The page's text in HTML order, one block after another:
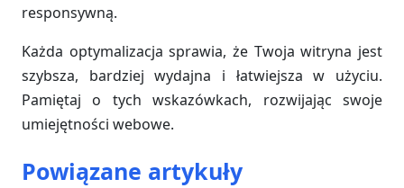
responsywną.
Każda optymalizacja sprawia, że Twoja witryna jest
szybsza, bardziej wydajna i łatwiejsza w użyciu.
Pamiętaj o tych wskazówkach, rozwijając swoje
umiejętności webowe.
Powiązane artykuły